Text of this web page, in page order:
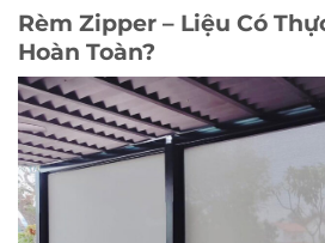
Rèm Zipper – Liệu Có
Hoàn Toàn?